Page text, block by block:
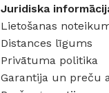
Juridiska
Lietošanas
Distances līgums
Privātuma politika
Garantija un preču